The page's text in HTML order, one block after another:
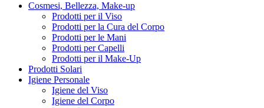
Cosmesi, Bellezza, Make-up
Prodotti per il Viso
Prodotti per la Cura del Corpo
Prodotti per le Mani
Prodotti per Capelli
Prodotti per il Make-Up
Prodotti Solari
Igiene Personale
Igiene del Viso
Igiene del Corpo